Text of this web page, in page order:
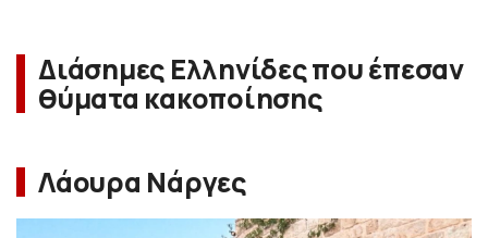
Διάσημες Ελληνίδες που έπεσαν
θύματα κακοποίησης
Λάουρα Νάργες